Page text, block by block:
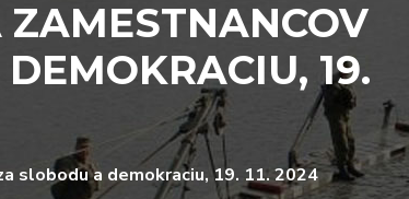
19.
slobodu a demokraciu, 19. 11. 2024